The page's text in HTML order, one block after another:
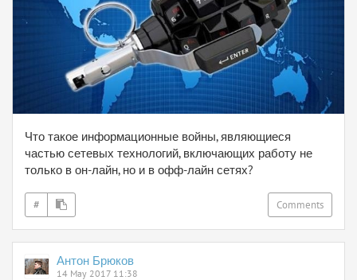
Что такое информационные войны, являющиеся
частью сетевых технологий, включающих работу не
только в он-лайн, но и в офф-лайн сетях?
# Comments
Антон Брюков
14 May 2017 11:38